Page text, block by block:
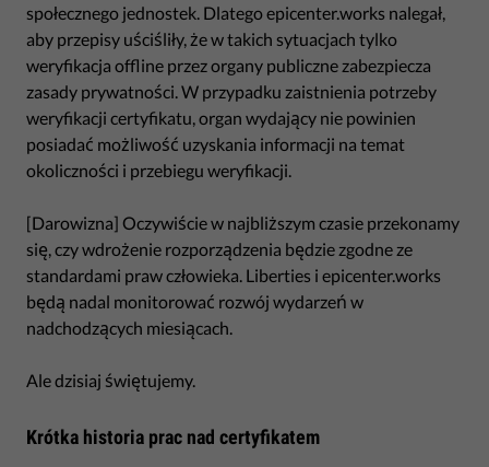
społecznego jednostek. Dlatego epicenter.works nalegał,
aby przepisy uściśliły, że w takich sytuacjach tylko
weryfikacja offline przez organy publiczne zabezpiecza
zasady prywatności. W przypadku zaistnienia potrzeby
weryfikacji certyfikatu, organ wydający nie powinien
posiadać możliwość uzyskania informacji na temat
okoliczności i przebiegu weryfikacji.
[Darowizna] Oczywiście w najbliższym czasie przekonamy
się, czy wdrożenie rozporządzenia będzie zgodne ze
standardami praw człowieka. Liberties i epicenter.works
będą nadal monitorować rozwój wydarzeń w
nadchodzących miesiącach.
Ale dzisiaj świętujemy.
Krótka historia prac nad certyfikatem